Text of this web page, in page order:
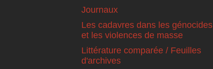
Journaux
Les cadavres dans les génocides
et les violences de masse
Littérature comparée / Feuilles
d'archives